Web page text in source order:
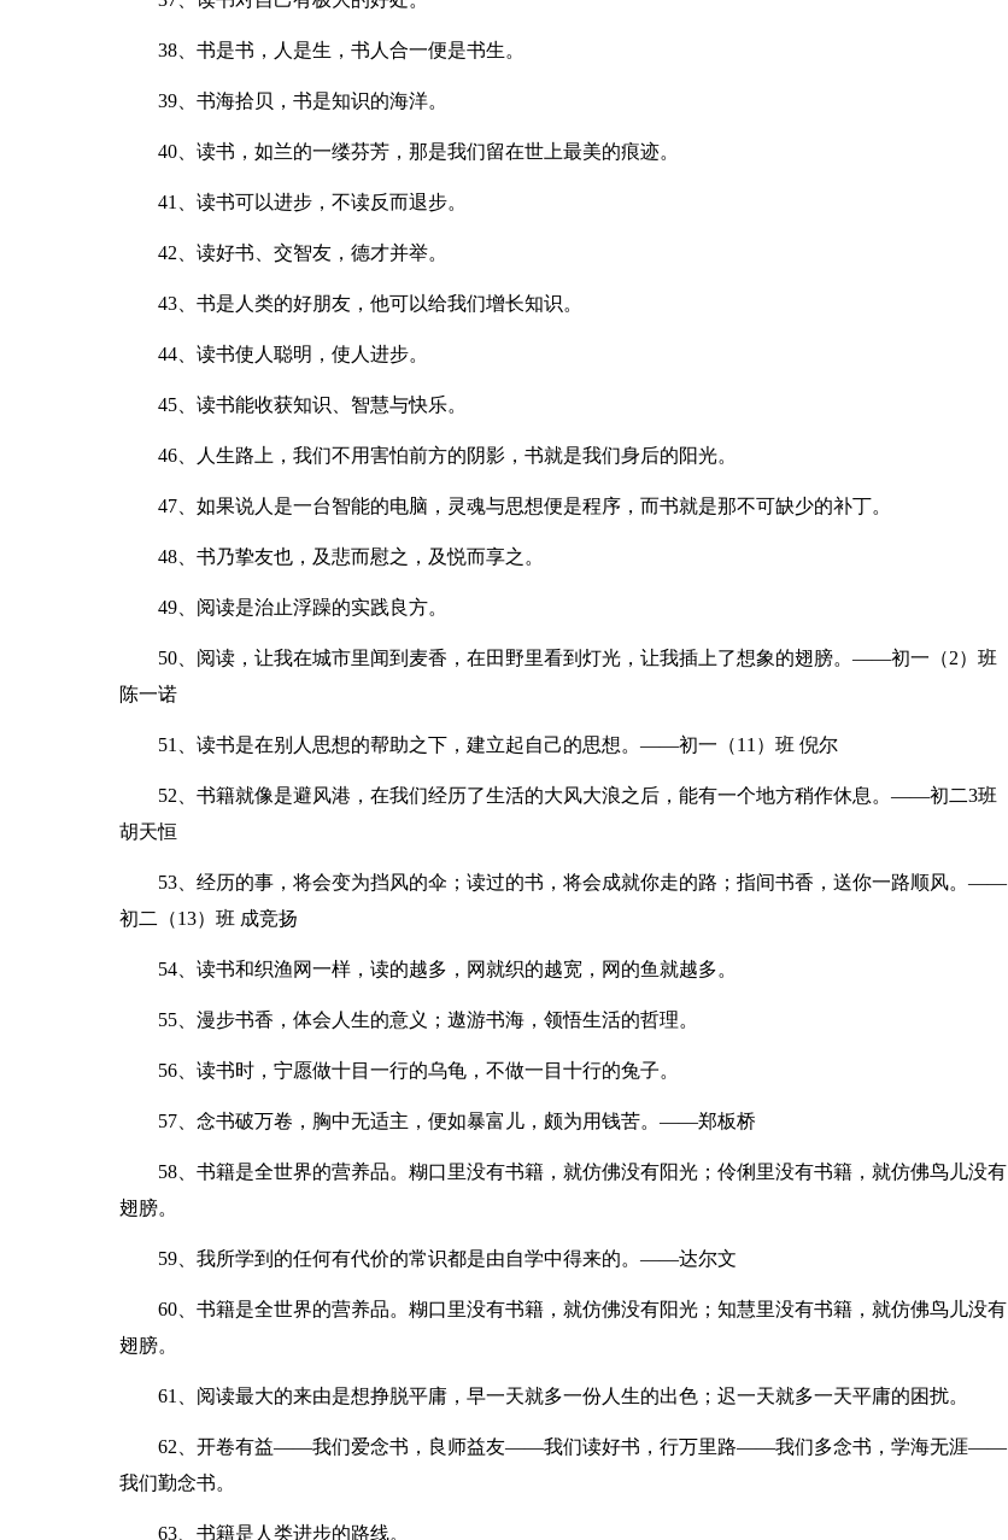
38、书是书，人是生，书人合一便是书生。
39、书海拾贝，书是知识的海洋。
40、读书，如兰的一缕芬芳，那是我们留在世上最美的痕迹。
41、读书可以进步，不读反而退步。
42、读好书、交智友，德才并举。
43、书是人类的好朋友，他可以给我们增长知识。
44、读书使人聪明，使人进步。
45、读书能收获知识、智慧与快乐。
46、人生路上，我们不用害怕前方的阴影，书就是我们身后的阳光。
47、如果说人是一台智能的电脑，灵魂与思想便是程序，而书就是那不可缺少的补丁。
48、书乃挚友也，及悲而慰之，及悦而享之。
49、阅读是治止浮躁的实践良方。
50、阅读，让我在城市里闻到麦香，在田野里看到灯光，让我插上了想象的翅膀。——初一（2）班
陈一诺
51、读书是在别人思想的帮助之下，建立起自己的思想。——初一（11）班 倪尔
52、书籍就像是避风港，在我们经历了生活的大风大浪之后，能有一个地方稍作休息。——初二3班
胡天恒
53、经历的事，将会变为挡风的伞；读过的书，将会成就你走的路；指间书香，送你一路顺风。——
初二（13）班 成竞扬
54、读书和织渔网一样，读的越多，网就织的越宽，网的鱼就越多。
55、漫步书香，体会人生的意义；遨游书海，领悟生活的哲理。
56、读书时，宁愿做十目一行的乌龟，不做一目十行的兔子。
57、念书破万卷，胸中无适主，便如暴富儿，颇为用钱苦。——郑板桥
58、书籍是全世界的营养品。糊口里没有书籍，就仿佛没有阳光；伶俐里没有书籍，就仿佛鸟儿没有
翅膀。
59、我所学到的任何有代价的常识都是由自学中得来的。——达尔文
60、书籍是全世界的营养品。糊口里没有书籍，就仿佛没有阳光；知慧里没有书籍，就仿佛鸟儿没有
翅膀。
61、阅读最大的来由是想挣脱平庸，早一天就多一份人生的出色；迟一天就多一天平庸的困扰。
62、开卷有益——我们爱念书，良师益友——我们读好书，行万里路——我们多念书，学海无涯——
我们勤念书。
63、书籍是人类进步的路线。